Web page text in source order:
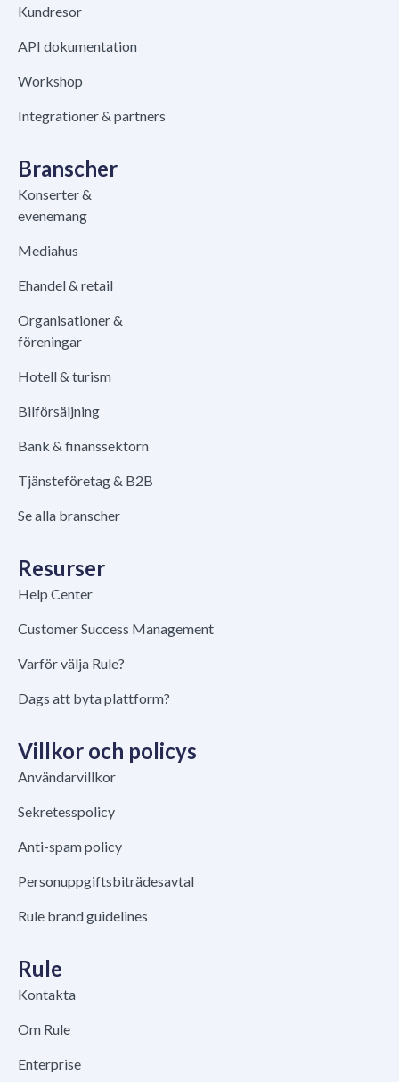
Kundresor
API dokumentation
Workshop
Integrationer & partners
Branscher
Konserter &
evenemang
Mediahus
Ehandel & retail
Organisationer &
föreningar
Hotell & turism
Bilförsäljning
Bank & finanssektorn
Tjänsteföretag & B2B
Se alla branscher
Resurser
Help Center
Customer Success Management
Varför välja Rule?
Dags att byta plattform?
Villkor och policys
Användarvillkor
Sekretesspolicy
Anti-spam policy
Personuppgiftsbiträdesavtal
Rule brand guidelines
Rule
Kontakta
Om Rule
Enterprise